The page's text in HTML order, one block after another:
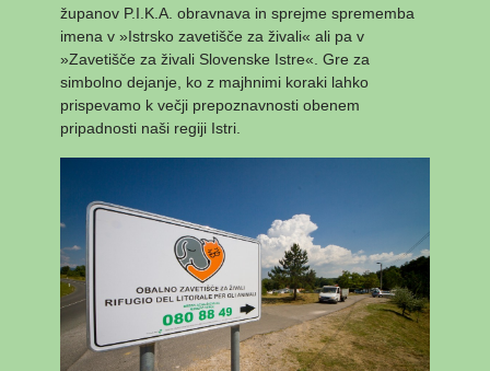
županov P.I.K.A. obravnava in sprejme sprememba
imena v »Istrsko zavetišče za živali« ali pa v
»Zavetišče za živali Slovenske Istre«. Gre za
simbolno dejanje, ko z majhnimi koraki lahko
prispevamo k večji prepoznavnosti obenem
pripadnosti naši regiji Istri.